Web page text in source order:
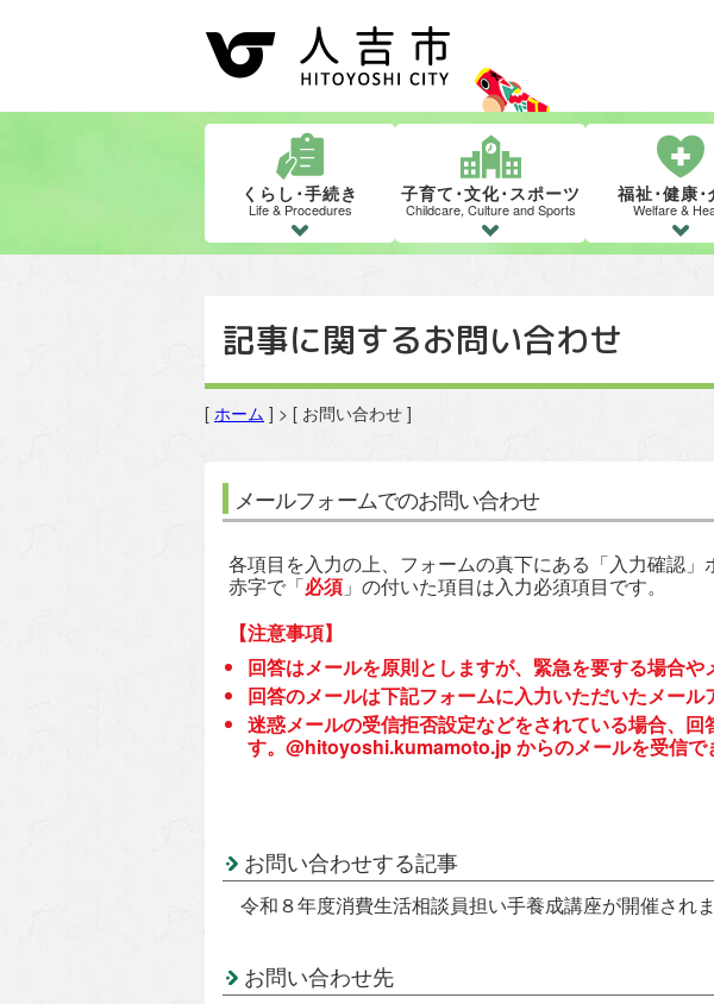
くらし･手続き
Life & Procedures
子育て･文化･スポーツ
Childcare, Culture and Sports
福祉･健康･
Welfare &
記事に関するお問い合わせ
[ ホーム ] > [ お問い合わせ ]
メールフォームでのお問い合わせ
各項目を入力の上、フォームの真下にある「入力確認」
赤字で「必須 」の付いた項目は入力必須項目です。
【注意事項】
回答はメールを原則としますが、緊急を要する場合
回答のメールは下記フォームに入力いただいたメー
迷惑メールの受信拒否設定などをされている場合、
す。@hitoyoshi.kumamoto.jp からのメールを受信で
お問い合わせする記事
令和８年度消費生活相談員担い手養成講座が開催され
お問い合わせ先